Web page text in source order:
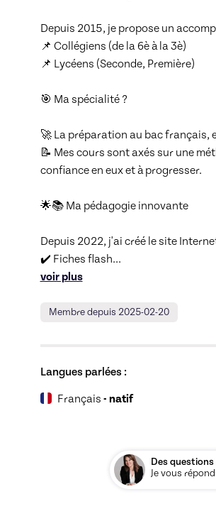
Depuis 2015, je propose un
📌 Collégiens (de la 6è à la 3è)
📌 Lycéens (Seconde, Première)
🎯 Ma spécialité ?
🚀 La préparation au bac français,
📝 Mes cours sont axés sur une
confiance en eux et à progresser.
🌟📚 Ma pédagogie innovante
Depuis 2022, j'ai créé le site
✔️ Fiches flash...
voir plus
Membre depuis 2025-02-20
Langues parlées :
Français - natif
Des questions
Je vous